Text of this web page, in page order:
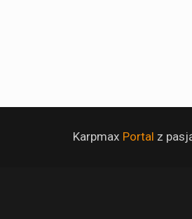
Karpmax Portal z